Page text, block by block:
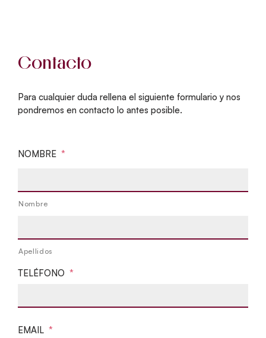
Contacto
Para cualquier duda rellena el siguiente formulario y nos
pondremos en contacto lo antes posible.
NOMBRE *
Nombre
Apellidos
TELÉFONO *
EMAIL *